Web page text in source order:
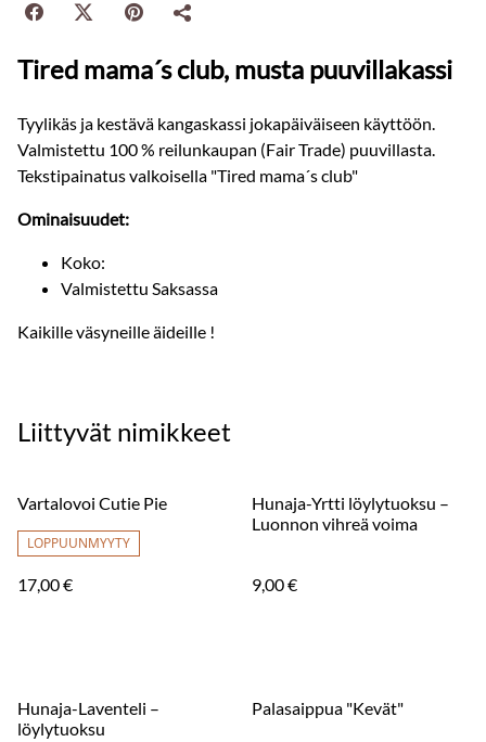
Tired mama´s club, musta puuvillakassi
Tyylikäs ja kestävä kangaskassi jokapäiväiseen käyttöön.
Valmistettu 100 % reilunkaupan (Fair Trade) puuvillasta.
Tekstipainatus valkoisella "Tired mama´s club"
Ominaisuudet:
Koko:
Valmistettu Saksassa
Kaikille väsyneille äideille !
Liittyvät nimikkeet
Vartalovoi Cutie Pie
LOPPUUNMYYTY
17,00 €
Hunaja-Yrtti löylytuoksu –
Luonnon vihreä voima
9,00 €
Hunaja-Laventeli –
löylytuoksu
Palasaippua "Kevät"